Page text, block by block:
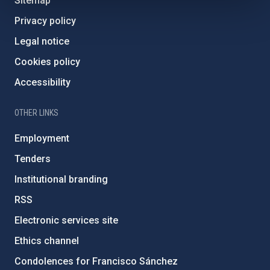
Privacy policy
Legal notice
Cookies policy
Accessibility
OTHER LINKS
Employment
Tenders
Institutional branding
RSS
Electronic services site
Ethics channel
Condolences for Francisco Sánchez